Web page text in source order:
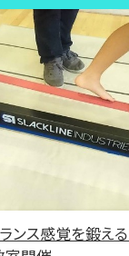
ンス感覚を鍛える